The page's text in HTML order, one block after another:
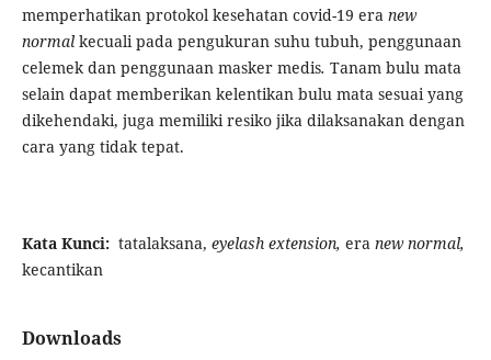
memperhatikan protokol kesehatan covid-19 era new
normal kecuali pada pengukuran suhu tubuh, penggunaan
celemek dan penggunaan masker medis. Tanam bulu mata
selain dapat memberikan kelentikan bulu mata sesuai yang
dikehendaki, juga memiliki resiko jika dilaksanakan dengan
cara yang tidak tepat.
Kata Kunci: tatalaksana, eyelash extension, eranew normal,
kecantikan
Downloads